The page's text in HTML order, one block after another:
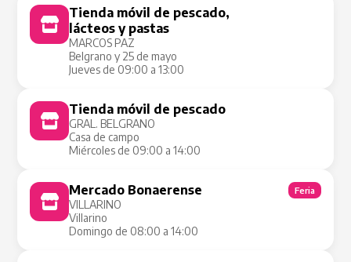
Tienda móvil de pescado,
lácteos y pastas
MARCOS PAZ
Belgrano y 25 de mayo
Jueves de 09:00 a 13:00
Tienda móvil de pescado
GRAL. BELGRANO
Casa de campo
Miércoles de 09:00 a 14:00
Mercado Bonaerense
VILLARINO
Villarino
Domingo de 08:00 a 14:00
Feria